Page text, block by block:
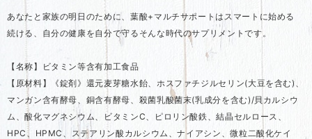
あなたと家族の明日のために、葉酸+マルチサポートはスマートに始める
続ける、自分の健康を自分で守るそんな時代のサプリメントです。
【名称】ビタミン等含有加工食品
【原材料】《錠剤》還元麦芽糖水飴、ホスファチジルセリン(大豆を含む)、
マンガン含有酵母、銅含有酵母、殺菌乳酸菌末(乳成分を含む)/貝カルシウ
ム、酸化マグネシウム、ビタミンC、ピロリン酸鉄、結晶セルロース、
HPC、HPMC、ステアリン酸カルシウム、ナイアシン、微粒二酸化ケイ